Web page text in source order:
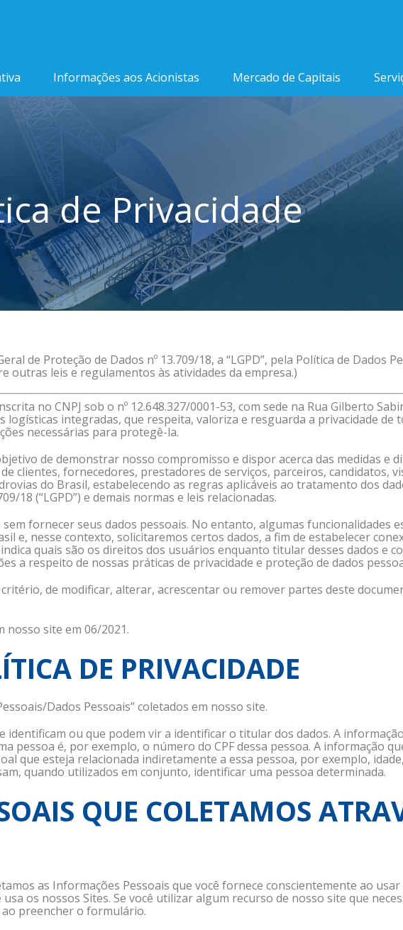
Informações aos Acionistas Mercado de Capitais
de Privacidade
de Proteção de Dados nº 13.709/18, a “LGPD”, pela Política de Dados
outras leis e regulamentos às atividades da empresa.)
no CNPJ sob o nº 12.648.327/0001-53, com sede na Rua Gilberto
logísticas integradas, que respeita, valoriza e resguarda a privacidade de
necessárias para protegê-la.
de demonstrar nosso compromisso e dispor acerca das medidas e
clientes, fornecedores, prestadores de serviços, parceiros, candidatos,
do Brasil, estabelecendo as regras aplicáveis ao tratamento dos
18 (“LGPD”) e demais normas e leis relacionadas.
fornecer seus dados pessoais. No entanto, algumas funcionalidades
e, nesse contexto, solicitaremos certos dados, a fim de estabelecer
quais são os direitos dos usuários enquanto titular desses dados e
a respeito de nossas práticas de privacidade e proteção de dados
de modificar, alterar, acrescentar ou remover partes deste
nosso site em 06/2021.
DE PRIVACIDADE
Dados Pessoais” coletados em nosso site.
identificam ou que podem vir a identificar o titular dos dados. A
pessoa é, por exemplo, o número do CPF dessa pessoa. A informação
que esteja relacionada indiretamente a essa pessoa, por exemplo,
quando utilizados em conjunto, identificar uma pessoa determinada.
QUE COLETAMOS
as Informações Pessoais que você fornece conscientemente ao usar
os nossos Sites. Se você utilizar algum recurso de nosso site que
preencher o formulário.